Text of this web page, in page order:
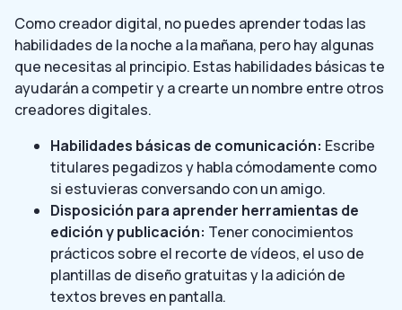
Como creador digital, no puedes aprender todas las
habilidades de la noche a la mañana, pero hay algunas
que necesitas al principio. Estas habilidades básicas te
ayudarán a competir y a crearte un nombre entre otros
creadores digitales.
Habilidades básicas de comunicación: Escribe
titulares pegadizos y habla cómodamente como
si estuvieras conversando con un amigo.
Disposición para aprender herramientas de
edición y publicación: Tener conocimientos
prácticos sobre el recorte de vídeos, el uso de
plantillas de diseño gratuitas y la adición de
textos breves en pantalla.